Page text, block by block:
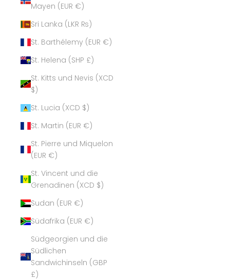
Mayen (EUR €)
Sri Lanka (LKR ₨)
St. Barthélemy (EUR €)
St. Helena (SHP £)
St. Kitts und Nevis (XCD
$)
St. Lucia (XCD $)
St. Martin (EUR €)
St. Pierre und Miquelon
(EUR €)
St. Vincent und die
Grenadinen (XCD $)
Sudan (EUR €)
Südafrika (EUR €)
Südgeorgien und die
Südlichen
Sandwichinseln (GBP
£)